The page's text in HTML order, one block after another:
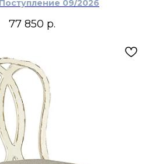
09/2026
77 850 р.